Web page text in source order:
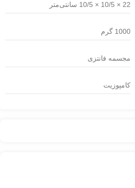
22 × 10/5 × 10/5 سانتی‌متر
1000 گرم
مجسمه فانتزی
کامپوزیت